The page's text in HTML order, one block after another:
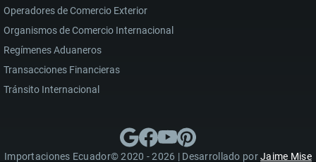
Operadores de Comercio Exterior
Organismos de Comercio Internacional
Regímenes Aduaneros
Transacciones Financieras
Tránsito Internacional
Importaciones Ecuador© 2020 - 2026 | Desarrollado porJaime Mise